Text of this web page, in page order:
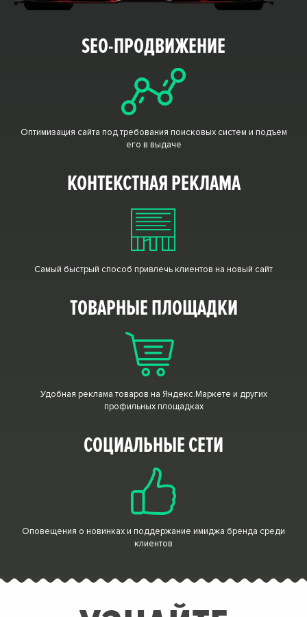
SEO-ПРОДВИЖЕНИЕ
Оптимизация сайта под требования поисковых систем и подъем
его в выдаче
КОНТЕКСТНАЯ РЕКЛАМА
Самый быстрый способ привлечь клиентов на новый сайт
ТОВАРНЫЕ ПЛОЩАДКИ
Удобная реклама товаров на Яндекс.Маркете и других
профильных площадках
СОЦИАЛЬНЫЕ СЕТИ
Оповещения о новинках и поддержание имиджа бренда среди
клиентов